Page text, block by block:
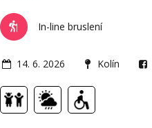
In-line bruslení
14. 6. 2026 Kolín